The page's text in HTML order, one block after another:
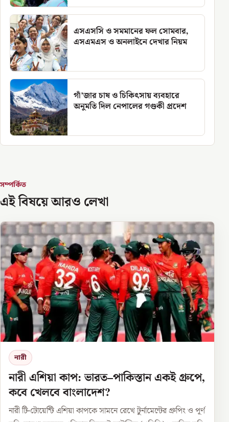
এসএসসি ও সমমানের ফল সোমবার,
এসএমএস ও অনলাইনে দেখার নিয়ম
গাঁ’জার চাষ ও চিকিৎসায় ব্যবহারে
অনুমতি দিল নেপালের গণ্ডকী প্রদেশ
সম্পর্কিত
এই বিষয়ে আরও লেখা
নারী
নারী এশিয়া কাপ: ভারত–পাকিস্তান একই গ্রুপে,
কবে খেলবে বাংলাদেশ?
নারী টি-টোয়েন্টি এশিয়া কাপকে সামনে রেখে টুর্নামেন্টের গ্রুপিং ও পূর্ণ